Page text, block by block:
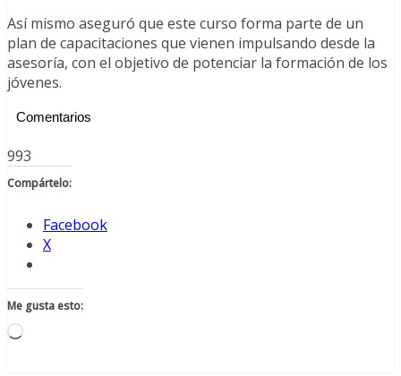
Así mismo aseguró que este curso forma parte de un
plan de capacitaciones que vienen impulsando desde la
asesoría, con el objetivo de potenciar la formación de los
jóvenes.
Comentarios
993
Compártelo:
Facebook
X
Me gusta esto:
Cargando...